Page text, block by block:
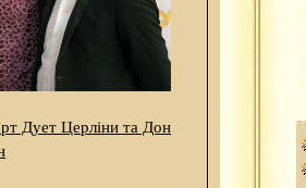
Дует Церліни та Дон